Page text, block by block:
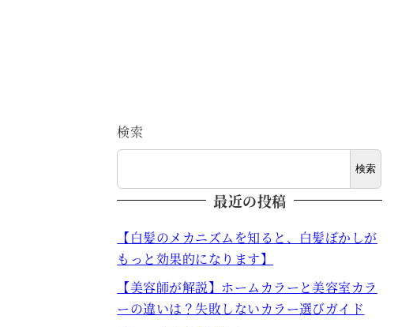
検索
検索
最近の投稿
【白髪のメカニズムを知ると、白髪ぼかしが
もっと効果的になります】
【美容師が解説】ホームカラーと美容室カラ
ーの違いは？失敗しないカラー選びガイド